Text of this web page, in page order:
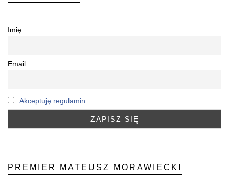
Imię
Email
Akceptuję regulamin
PREMIER MATEUSZ MORAWIECKI